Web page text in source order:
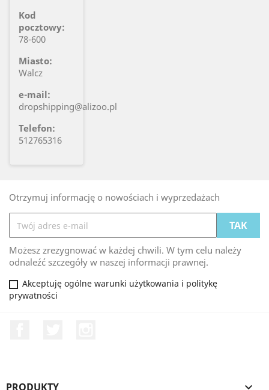
Kod
pocztowy:
78-600
Miasto:
Walcz
e-mail:
dropshipping@alizoo.pl
Telefon:
512765316
Otrzymuj informację o nowościach i wyprzedażach
Możesz zrezygnować w każdej chwili. W tym celu należy
odnaleźć szczegóły w naszej informacji prawnej.
Akceptuję ogólne warunki użytkowania i politykę
prywatności
PRODUKTY